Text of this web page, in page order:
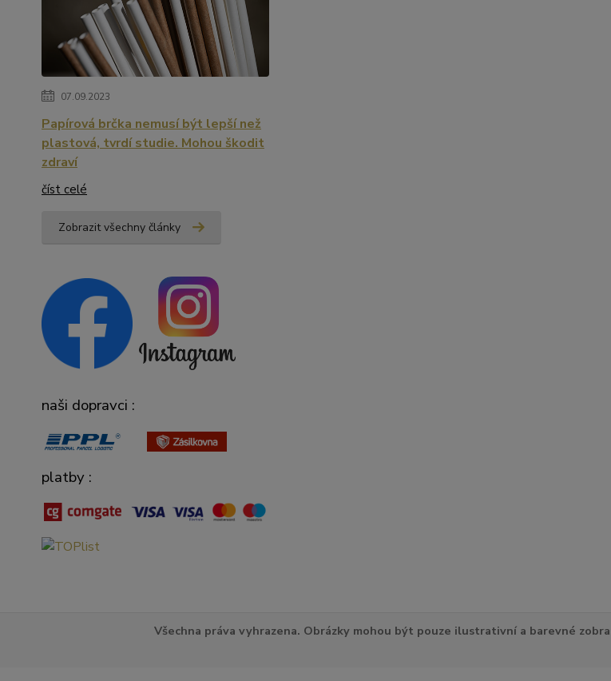
07.09.2023
Papírová brčka nemusí být lepší než
plastová, tvrdí studie. Mohou škodit
zdraví
číst celé
Zobrazit všechny články
naši dopravci :
platby :
Všechna práva vyhrazena. Obrázky mohou být pouze ilustrativní a barevné